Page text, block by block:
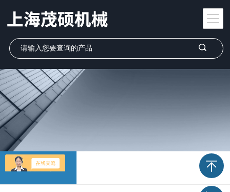
产品展示